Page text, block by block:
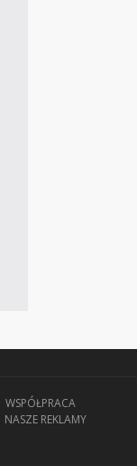
WSPÓŁPRACA
NASZE REKLAMY